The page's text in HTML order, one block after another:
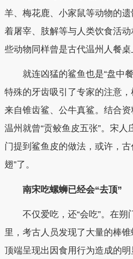
羊、梅花鹿、小家鼠等动物的
着屠宰、肢解等与人类饮食活
些动物同样曾是古代温州人餐桌
就连凶猛的鲨鱼也是“盘中餐
特殊的牙齿吸引了专家的注意
来自锥齿鲨、公牛真鲨。结合资
温州就曾“贡鲛鱼皮五张”。宋
门提到鲨鱼皮的做法，或许，古
翅”了。
南宋吃螺蛳已经会“去顶”
不仅爱吃，还“会吃”。在朔
里，考古人员发现了大量的棒
顶端呈现出因食用行为造成的